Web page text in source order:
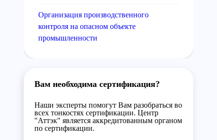
Организация производственного
контроля на опасном объекте
промышленности
Вам необходима сертификация?
Наши эксперты помогут Вам разобраться во
всех тонкостях сертификации. Центр
"Аттэк" является аккредитованным органом
по сертификации.